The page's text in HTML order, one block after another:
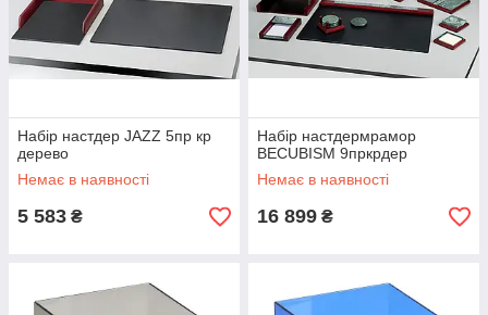
Набір настдер JAZZ 5пр кр
дерево
Немає в наявності
5 583 ₴
Набір настдермрамор
BECUBISM 9пркрдер
Немає в наявності
16 899 ₴